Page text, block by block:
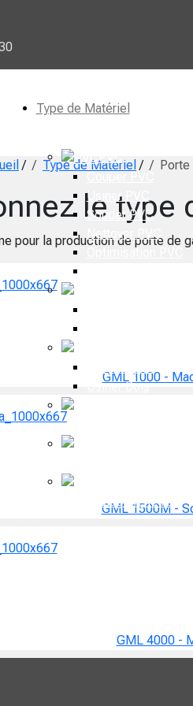
Type de Matériel
PVC
Usiner PVC
Souder PVC
Nettoyer PVC
Optimisation PVC
Usiner Bois
résidentielle
Assemblage fenêtre
/ Type de Matériel / Porte
le type
pour la production de porte de
GML 1000 -
GML 1500M -
GML 4000 -